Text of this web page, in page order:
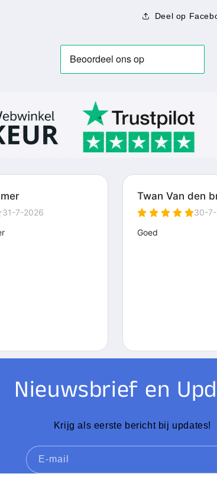
Deel op
Nieuwsbrief en
Krijg als eerste bericht bij updates!
E‑mail